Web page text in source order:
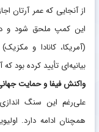
از آنجایی که عمر آرتان
این کمپ ملحق شود و
(آمریکا، کانادا و
بیانیه‌ای تأیید کرده بود که آرتان
واکنش فیفا و حمایت
همچنان ادامه دارد.